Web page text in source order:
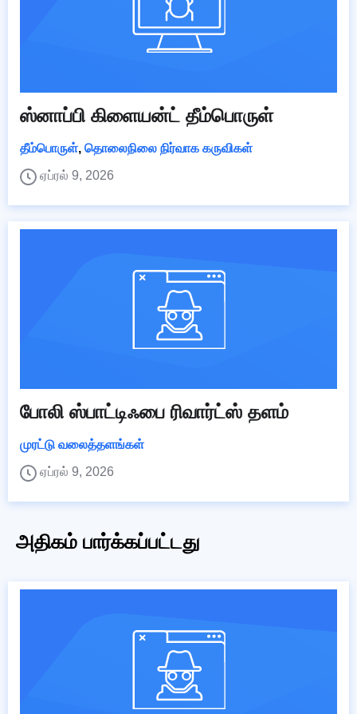
ஸ்னாப்பி கிளையன்ட் தீம்பொருள்
தீம்பொருள், தொலைநிலை நிர்வாக கருவிகள்
ஏப்ரல் 9, 2026
போலி ஸ்பாட்டிஃபை ரிவார்ட்ஸ் தளம்
முரட்டு வலைத்தளங்கள்
ஏப்ரல் 9, 2026
அதிகம் பார்க்கப்பட்டது